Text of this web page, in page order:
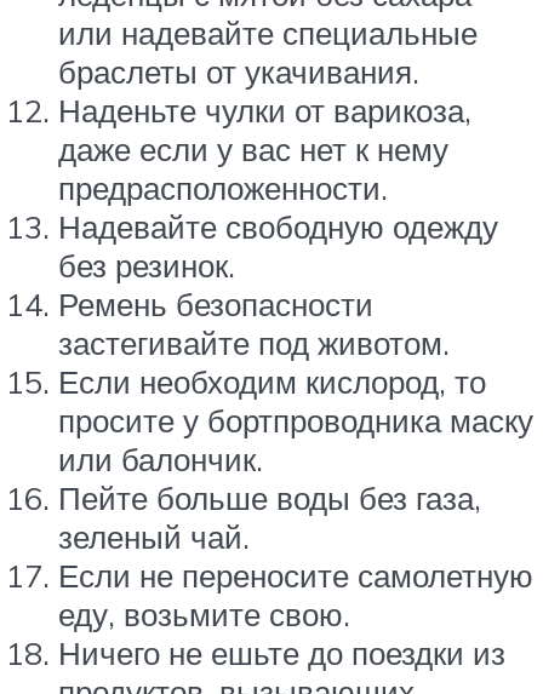
или надевайте специальные
браслеты от укачивания.
Наденьте чулки от варикоза,
даже если у вас нет к нему
предрасположенности.
Надевайте свободную одежду
без резинок.
Ремень безопасности
застегивайте под животом.
Если необходим кислород, то
просите у бортпроводника маску
или балончик.
Пейте больше воды без газа,
зеленый чай.
Если не переносите самолетную
еду, возьмите свою.
Ничего не ешьте до поездки из